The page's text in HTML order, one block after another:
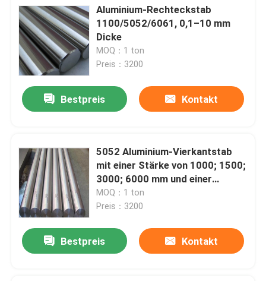
Aluminium-Rechteckstab
1100/5052/6061, 0,1–10 mm
Dicke
MOQ：1 ton
Preis：3200
Bestpreis Kontakt
5052 Aluminium-Vierkantstab
mit einer Stärke von 1000; 1500;
3000; 6000 mm und einer
Toleranz von ± 0,01
MOQ：1 ton
Preis：3200
Bestpreis Kontakt